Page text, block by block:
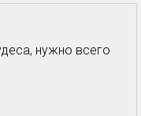
нужно всего